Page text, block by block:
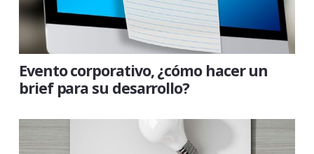
Evento corporativo, ¿cómo hacer un
brief para su desarrollo?